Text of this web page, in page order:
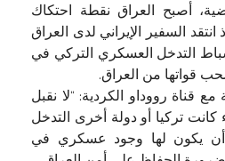
أصبح العراق نقطة احتكاك
انتقد السفير الإيراني لدى العراق
مسجدي” في 27 شباط التدخل العسكري التركي في
قواتها من العراق.
قناة رووداو الكردية: “لا نقبل
تركيا أو دولة أخرى التدخل
أن يكون لها وجود عسكري في